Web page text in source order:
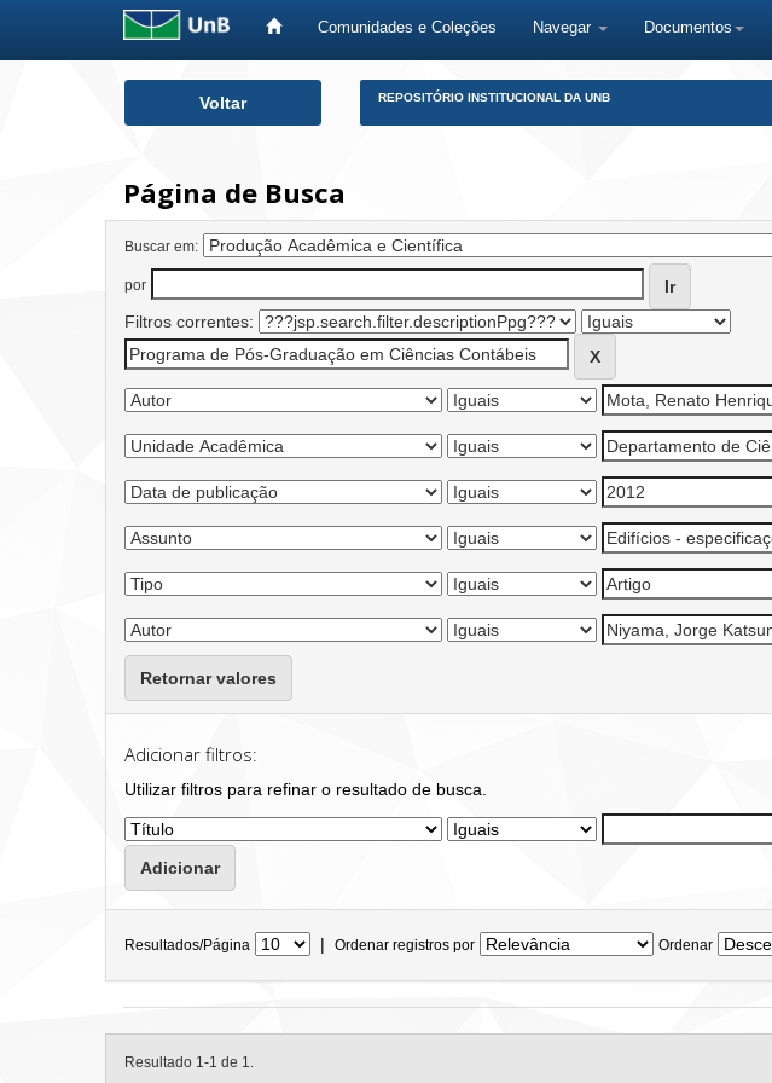
Comunidades e Coleções Navegar Documentos
Voltar REPOSITÓRIO INSTITUCIONAL DA UNB
Página de Busca
Buscar em:
por
Filtros correntes:
Retornar valores
Adicionar filtros:
Utilizar filtros para refinar o resultado de busca.
Resultados/Página | Ordenar registros por Ordenar
Resultado 1-1 de 1.